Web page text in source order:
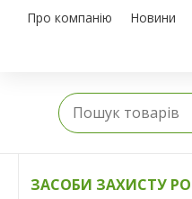
Про компанію Новини
ЗАСОБИ ЗАХИСТУ